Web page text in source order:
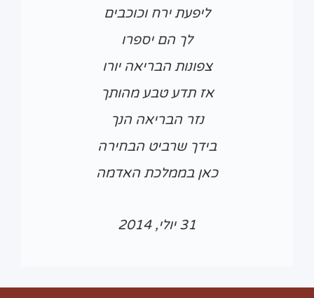
ליפעת ירח וכוכבים
לך הם יספרו
צפונות הבריאה יורו
אז תדע טבע מהותך
נזר הבריאה הנך
בידך שרביט הבחירה
כאן בממלכת האדמה
31 יולי, 2014